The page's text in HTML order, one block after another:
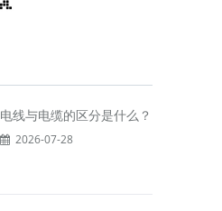
电线与电缆的区分是什么？
2026-07-28